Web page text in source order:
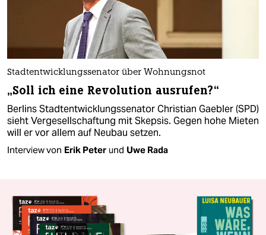
Stadtentwicklungssenator über Wohnungsnot
„Soll ich eine Revolution ausrufen?“
Berlins Stadtentwicklungssenator Christian Gaebler (SPD)
sieht Vergesellschaftung mit Skepsis. Gegen hohe Mieten
will er vor allem auf Neubau setzen.
Interview von Erik Peter und Uwe Rada